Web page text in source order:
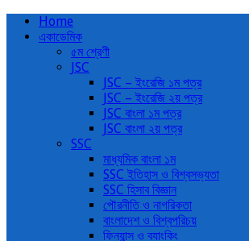
Home
একাডেমিক
৫ম শ্রেণী
JSC
JSC – ইংরেজি ১ম পত্র
JSC – ইংরেজি ২য় পত্র
JSC বাংলা ১ম পত্র
JSC বাংলা ২য় পত্র
SSC
মাধ্যমিক বাংলা ১ম
SSC ইতিহাস ও বিশ্বসভ্যতা
SSC হিসাব বিজ্ঞান
পৌরনীতি ও নাগরিকতা
বাংলাদেশ ও বিশ্বপরিচয়
ফিন্যান্স ও ব্যাংকিং